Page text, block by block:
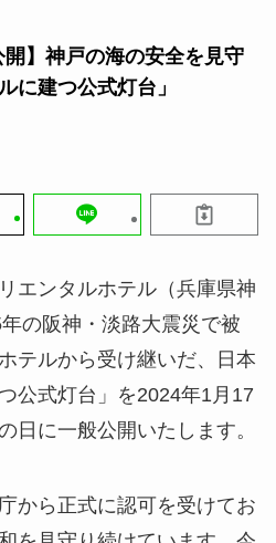
開】神戸の海の安全を見守
に建つ公式灯台」
エンタルホテル（兵庫県神
の阪神・淡路大震災で被
テルから受け継いだ、日本
公式灯台」を2024年1月17
日に一般公開いたします。
から正式に認可を受けてお